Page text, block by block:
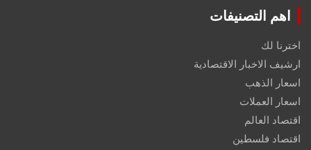
اهم التصنيفات
اخترنا لك
ارشيف الاخبار الاقتصادية
اسعار الذهب
اسعار العملات
اقتصاد العالم
اقتصاد فلسطين